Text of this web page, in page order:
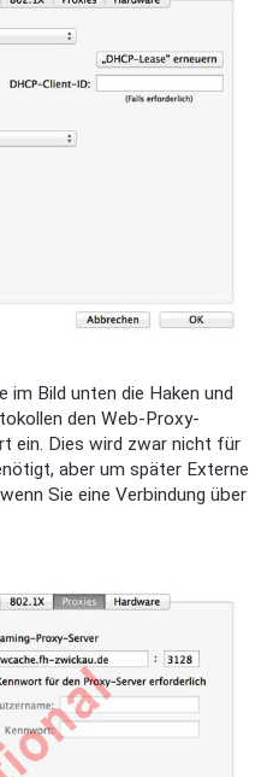
im Bild unten die Haken und
den Web-Proxy-
ein. Dies wird zwar nicht für
aber um später Externe
Sie eine Verbindung über